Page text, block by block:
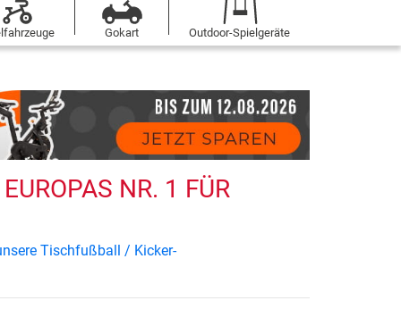
Gokart Outdoor-Spielgeräte
NR. 1 FÜR H
Tischfußball / Kicker-